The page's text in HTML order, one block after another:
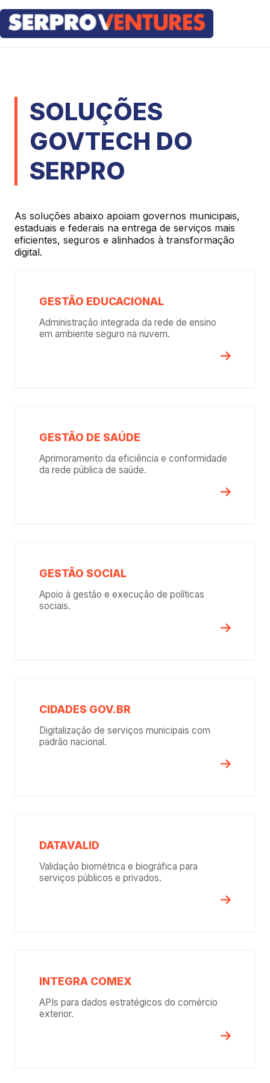
SOLUÇÕES
GOVTECH DO
SERPRO
As soluções abaixo apoiam governos municipais,
estaduais e federais na entrega de serviços mais
eficientes, seguros e alinhados à transformação
digital.
GESTÃO EDUCACIONAL
Administração integrada da rede de ensino
em ambiente seguro na nuvem.
GESTÃO DE SAÚDE
Aprimoramento da eficiência e conformidade
da rede pública de saúde.
GESTÃO SOCIAL
Apoio à gestão e execução de políticas
sociais.
CIDADES GOV.BR
Digitalização de serviços municipais com
padrão nacional.
DATAVALID
Validação biométrica e biográfica para
serviços públicos e privados.
INTEGRA COMEX
APIs para dados estratégicos do comércio
exterior.